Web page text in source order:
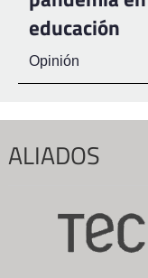
educación
Opinión
ALIADOS